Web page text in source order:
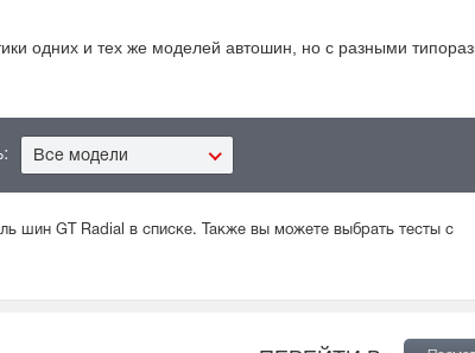
одних и тех же моделей автошин, но с разными
Все модели
шин GT Radial в списке. Также вы можете выбрать тесты с